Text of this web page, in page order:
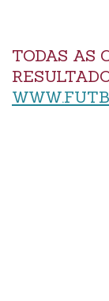
TODAS AS